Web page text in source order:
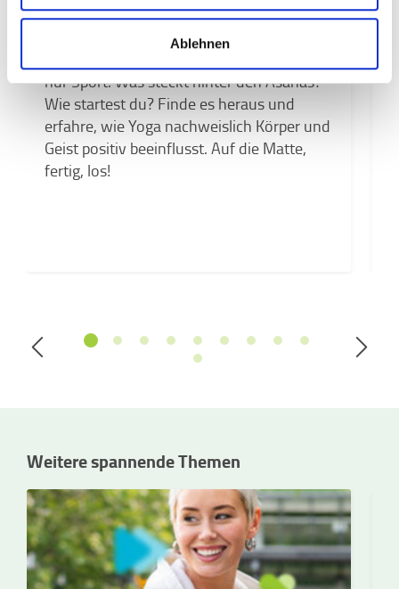
Ablehnen
Entdecke die entspannende Welt des
nur Sport. Was steckt hinter den Asanas?
Wie startest du? Finde es heraus und
erfahre, wie Yoga nachweislich Körper und
Geist positiv beeinflusst. Auf die Matte,
fertig, los!
Weitere spannende Themen